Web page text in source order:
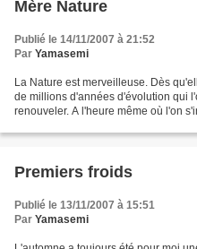
Mère Nature
Publié le 14/11/2007 à 21:52
Par Yamasemi
La Nature est merveilleuse. Dès
de millions d'années d'évolution qui
renouveler. A l'heure même où l'on
Premiers froids
Publié le 13/11/2007 à 15:51
Par Yamasemi